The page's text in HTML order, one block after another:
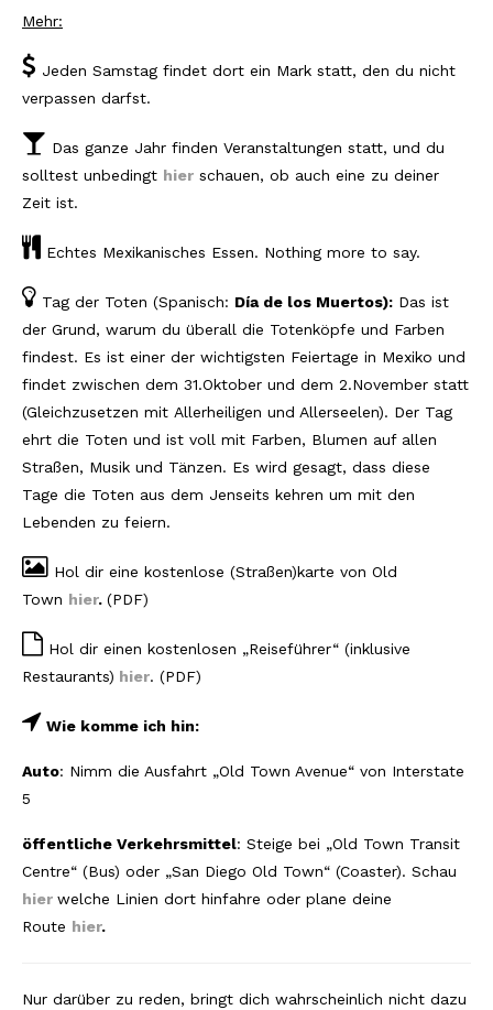
Hotels
Food
Food Guide
Videos
Tips
#Worldsessedin
Blog
Mehr:
Jeden Samstag findet dort ein Mark statt, den du nicht
verpassen darfst.
Das ganze Jahr finden Veranstaltungen statt, und du
solltest unbedingt hier schauen, ob auch eine zu deiner
Zeit ist.
Echtes Mexikanisches Essen. Nothing more to say.
Tag der Toten (Spanisch: Día de los Muertos): Das ist
der Grund, warum du überall die Totenköpfe und Farben
findest. Es ist einer der wichtigsten Feiertage in Mexiko und
findet zwischen dem 31.Oktober und dem 2.November statt
(Gleichzusetzen mit Allerheiligen und Allerseelen). Der Tag
ehrt die Toten und ist voll mit Farben, Blumen auf allen
Straßen, Musik und Tänzen. Es wird gesagt, dass diese
Tage die Toten aus dem Jenseits kehren um mit den
Lebenden zu feiern.
Hol dir eine kostenlose (Straßen)karte von Old
Town hier. (PDF)
Hol dir einen kostenlosen „Reiseführer“ (inklusive
Restaurants) hier. (PDF)
Wie komme ich hin:
Auto: Nimm die Ausfahrt „Old Town Avenue“ von Interstate
5
öffentliche Verkehrsmittel: Steige bei „Old Town Transit
Centre“ (Bus) oder „San Diego Old Town“ (Coaster). Schau
hier welche Linien dort hinfahre oder plane deine
Route hier.
Nur darüber zu reden, bringt dich wahrscheinlich nicht dazu